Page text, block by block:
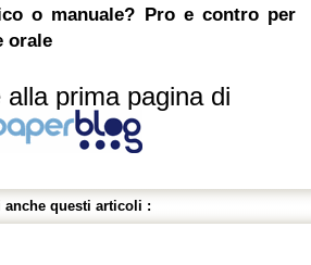
o manuale? Pro e contro per
orale
alla prima pagina di
anche questi articoli :